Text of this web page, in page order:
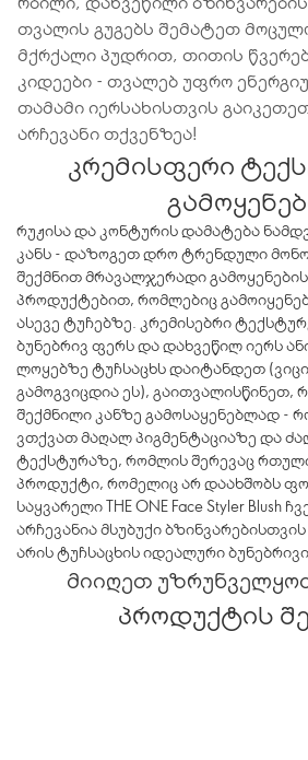
თვალის გუგებს შემატეთ
მქრქალი პუდრით, თითის
კიდეები - თვალებ უფრო
თამამი იერსახისთვის
არჩევანი თქვენზეა!
კრემისფერი
რუჟისა და კონტურის დამატება
კანს - დაზოგეთ დრო ტრენდული
შექმნით მრავალჯერადი
პროდუქტებით, რომლებიც
ასევე ტუჩებზე. კრემისებრი
ბუნებრივ ფერს და დახვეწილ იერს
ლოყებზე ტუჩსაცხს დაიტანდეთ
გამოგვიცდია ეს), გაითვალისწინეთ,
შექმნილი კანზე გამოსაყენებლად -
ვთქვათ მაღალ პიგმენტაციაზე და
ტექსტურაზე, რომლის შერევაც
პროდუქტი, რომელიც არ დაახშობს
საყვარელი THE ONE Face Styler Blush
არჩევანია მსუბუქი ბზინვარებისთვის
არის ტუჩსაცხის იდეალური
მიიღეთ
პროდუქტის